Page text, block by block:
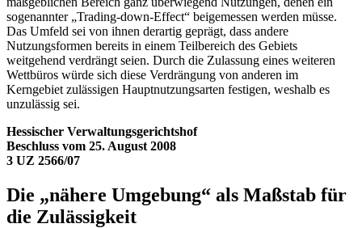
sogenannter „Trading-down-Effect“ beigemessen werden müsse.
Das Umfeld sei von ihnen derartig geprägt, dass andere
Nutzungsformen bereits in einem Teilbereich des Gebiets
weitgehend verdrängt seien. Durch die Zulassung eines weiteren
Wettbüros würde sich diese Verdrängung von anderen im
Kerngebiet zulässigen Hauptnutzungsarten festigen, weshalb es
unzulässig sei.
Hessischer Verwaltungsgerichtshof
Beschluss vom 25. August 2008
3 UZ 2566/07
Die „nähere Umgebung“ als Maßstab für
die Zulässigkeit